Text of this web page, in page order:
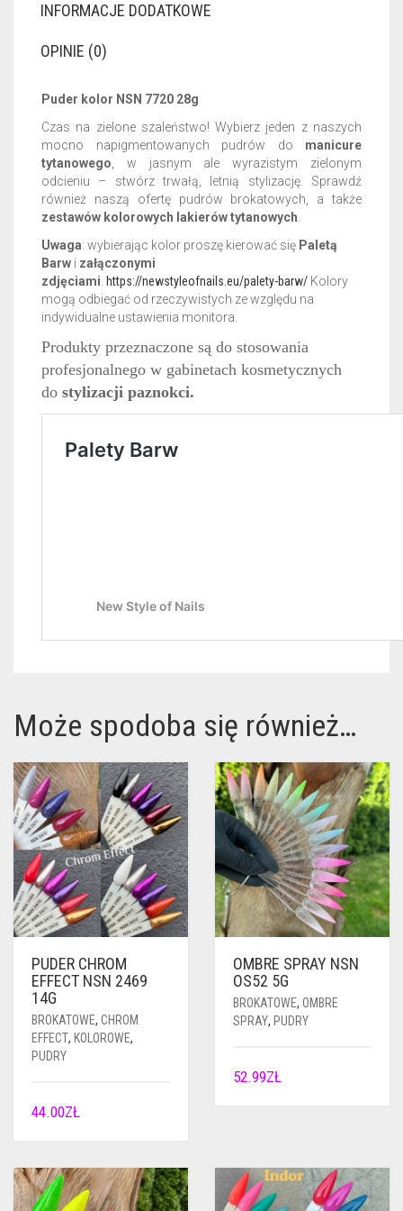
INFORMACJE DODATKOWE
OPINIE (0)
Puder kolor NSN 7720 28g
Czas na zielone szaleństwo! Wybierz jeden z naszych
mocno napigmentowanych pudrów do manicure
tytanowego , w jasnym ale wyrazistym zielonym
odcieniu – stwórz trwałą, letnią stylizację. Sprawdź
również naszą ofertę pudrów brokatowych, a także
zestawów kolorowych lakierów tytanowych
Uwaga: wybierając kolor proszę kierować się Paletą
Barw i załączonymi
zdjęciami https://newstyleofnails.eu/palety-barw/ Kolory
mogą odbiegać od rzeczywistych ze względu na
indywidualne ustawienia monitora.
Produkty przeznaczone są do stosowania
profesjonalnego w gabinetach kosmetycznych
do stylizacji paznokci.
Może spodoba się również…
PUDER CHROM
EFFECT NSN 2469
14G
BROKATOWE, CHROM
EFFECT, KOLOROWE,
PUDRY
44.00ZŁ
OMBRE SPRAY NSN
OS52 5G
BROKATOWE, OMBRE
SPRAY, PUDRY
52.99ZŁ